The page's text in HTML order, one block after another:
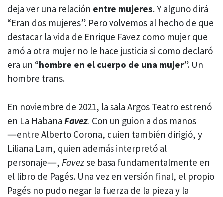
deja ver una relación entre mujeres. Y alguno dirá
“Eran dos mujeres”. Pero volvemos al hecho de que
destacar la vida de Enrique Favez como mujer que
amó a otra mujer no le hace justicia si como declaró
era un “hombre en el cuerpo de una mujer”. Un
hombre trans.
En noviembre de 2021, la sala Argos Teatro estrenó
en La Habana Favez. Con un guion a dos manos
―entre Alberto Corona, quien también dirigió, y
Liliana Lam, quien además interpretó al
personaje―, Favezse basa fundamentalmente en
el libro de Pagés. Una vez en versión final, el propio
Pagés no pudo negar la fuerza de la pieza y la